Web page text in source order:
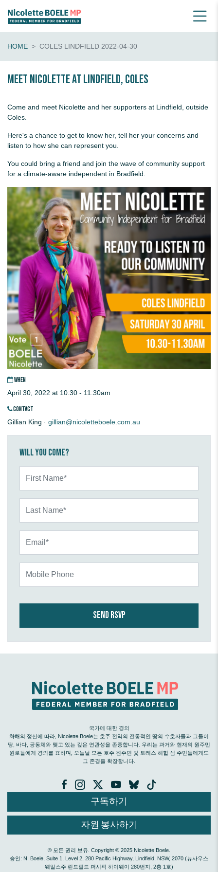
HOME COLES LINDFIELD 2022-04-30
Meet Nicolette at Lindfield, Coles
Come and meet Nicolette and her supporters at Lindfield, outside
Coles.
Here's a chance to get to know her, tell her your concerns and
listen to how she can represent you.
You could bring a friend and join the wave of community support
for a climate-aware independent in Bradfield.
WHEN
April 30, 2022 at 10:30 - 11:30am
CONTACT
Gillian King · gillian@nicoletteboele.com.au
Will you come?
국가에 대한 경의
화해의 정신에 따라, Nicolette Boele는 호주 전역의 전통적인 땅의 수호자들과 그들이
땅, 바다, 공동체와 맺고 있는 깊은 연관성을 존중합니다. 우리는 과거와 현재의 원주민
원로들에게 경의를 표하며, 오늘날 모든 호주 원주민 및 토레스 해협 섬 주민들에게도
그 존경을 확장합니다.
구독하기
자원 봉사하기
© 모든 권리 보유. Copyright © 2025 Nicolette Boele.
승인: N. Boele, Suite 1, Level 2, 280 Pacific Highway, Lindfield, NSW, 2070 (뉴사우스
웨일스주 린드필드 퍼시픽 하이웨이 280번지, 2층 1호)